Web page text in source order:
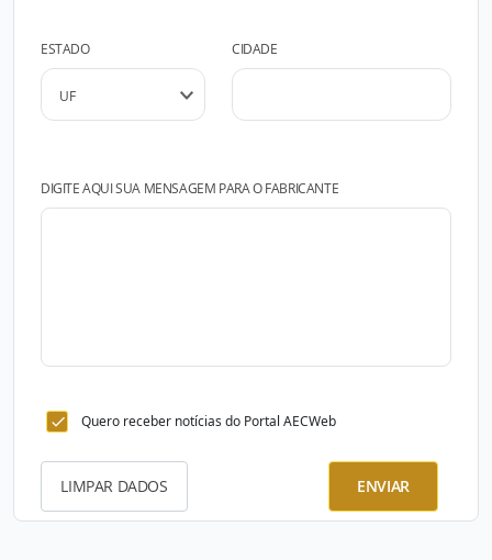
ESTADO CIDADE
DIGITE AQUI SUA MENSAGEM PARA O FABRICANTE
Quero receber notícias do Portal AECWeb
LIMPAR DADOS ENVIAR